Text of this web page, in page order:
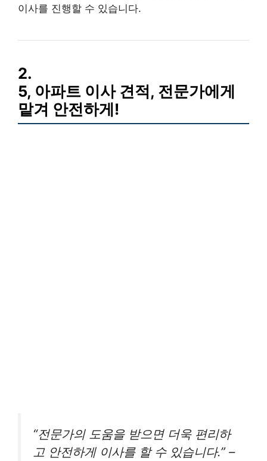
이사를 진행할 수 있습니다.
2.
5, 아파트 이사 견적, 전문가에게
맡겨 안전하게!
“전문가의 도움을 받으면 더욱 편리하
고 안전하게 이사를 할 수 있습니다.” –